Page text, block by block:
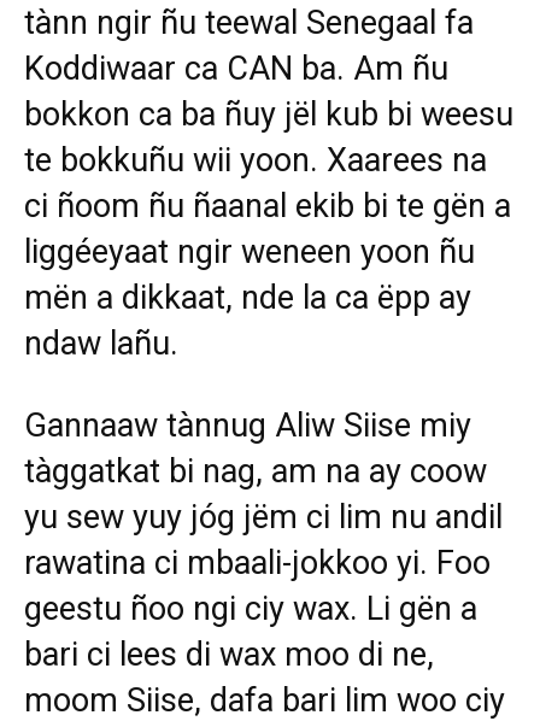
tànn ngir ñu teewal Senegaal fa
Koddiwaar ca CAN ba. Am ñu
bokkon ca ba ñuy jël kub bi weesu
te bokkuñu wii yoon. Xaarees na
ci ñoom ñu ñaanal ekib bi te gën a
liggéeyaat ngir weneen yoon ñu
mën a dikkaat, nde la ca ëpp ay
ndaw lañu.
Gannaaw tànnug Aliw Siise miy
tàggatkat bi nag, am na ay coow
yu sew yuy jóg jëm ci lim nu andil
rawatina ci mbaali-jokkoo yi. Foo
geestu ñoo ngi ciy wax. Li gën a
bari ci lees di wax moo di ne,
moom Siise, dafa bari lim woo ciy